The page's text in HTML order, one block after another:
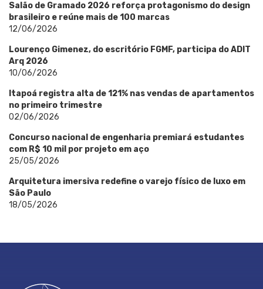
Salão de Gramado 2026 reforça protagonismo do design
brasileiro e reúne mais de 100 marcas
12/06/2026
Lourenço Gimenez, do escritório FGMF, participa do ADIT
Arq 2026
10/06/2026
Itapoá registra alta de 121% nas vendas de apartamentos
no primeiro trimestre
02/06/2026
Concurso nacional de engenharia premiará estudantes
com R$ 10 mil por projeto em aço
25/05/2026
Arquitetura imersiva redefine o varejo físico de luxo em
São Paulo
18/05/2026